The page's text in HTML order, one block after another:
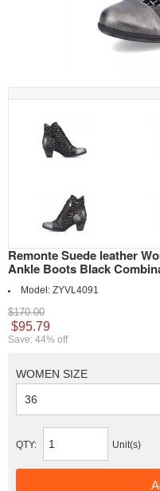
Remonte Suede leather
Ankle Boots Black
Model: ZYVL4091
$170.00
$95.79
Save: 44% off
WOMEN SIZE
QTY: Unit(s)